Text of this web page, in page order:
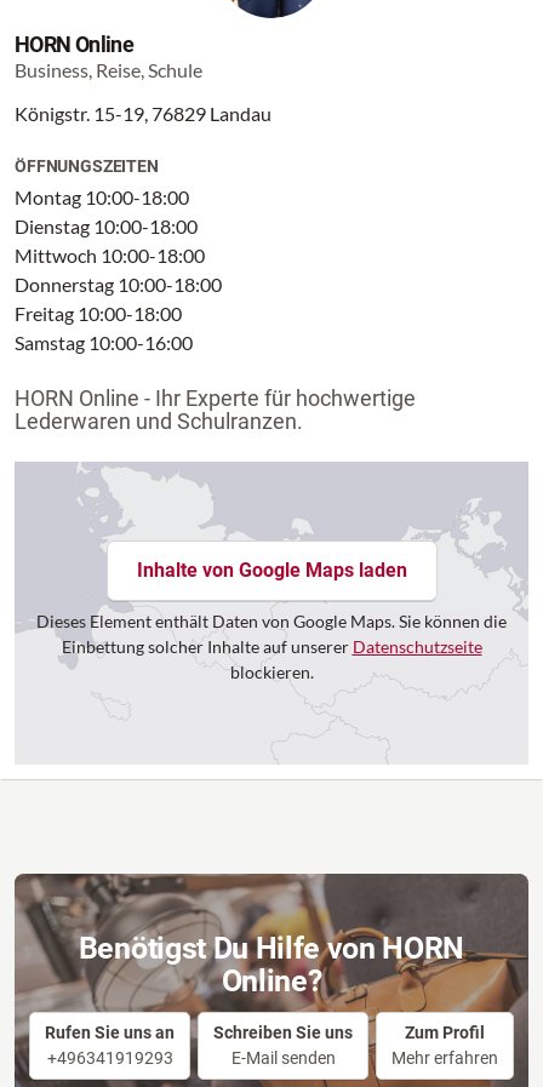
HORN Online
Business, Reise, Schule
Königstr. 15-19, 76829 Landau
ÖFFNUNGSZEITEN
Montag 10:00-18:00
Dienstag 10:00-18:00
Mittwoch 10:00-18:00
Donnerstag 10:00-18:00
Freitag 10:00-18:00
Samstag 10:00-16:00
HORN Online - Ihr Experte für hochwertige
Lederwaren und Schulranzen.
Inhalte von Google Maps laden
Dieses Element enthält Daten von Google Maps. Sie können die
Einbettung solcher Inhalte auf unserer Datenschutzseite
blockieren.
Benötigst Du Hilfe von HORN
Online?
Rufen Sie uns an
+496341919293
Schreiben Sie uns
E-Mail senden
Zum Profil
Mehr erfahren